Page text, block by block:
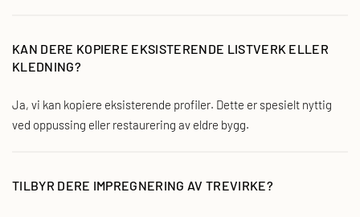
KAN DERE KOPIERE EKSISTERENDE LISTVERK ELLER
KLEDNING?
Ja, vi kan kopiere eksisterende profiler. Dette er spesielt nyttig
ved oppussing eller restaurering av eldre bygg.
TILBYR DERE IMPREGNERING AV TREVIRKE?